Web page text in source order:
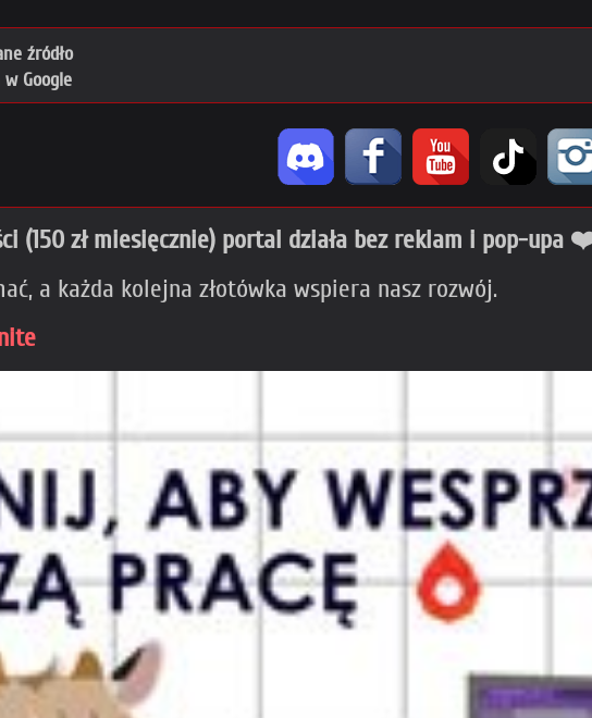
źródło
Google
(150 zł miesięcznie) portal działa bez reklam i pop-upa
a każda kolejna złotówka wspiera nasz rozwój.